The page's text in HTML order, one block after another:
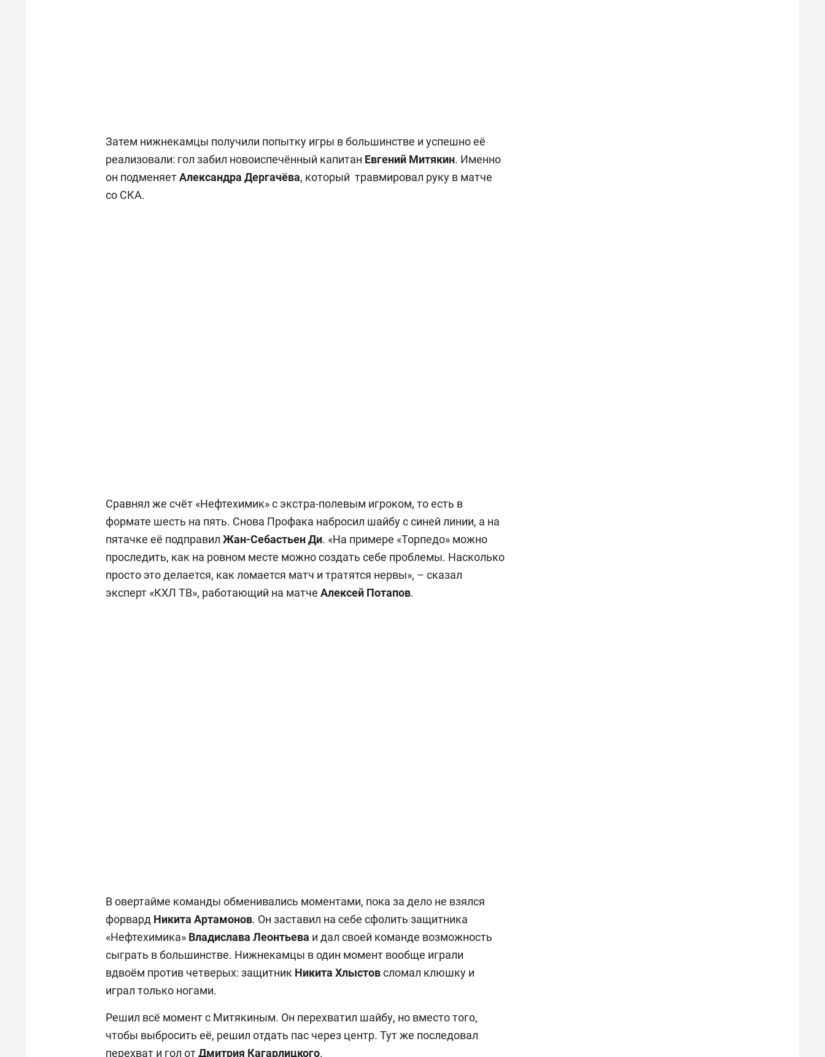
Затем нижнекамцы получили попытку игры в большинстве и успешно её
реализовали: гол забил новоиспечённый капитан Евгений Митякин. Именно
он подменяетАлександра Дергачёва, который травмировал руку в матче
со СКА.
Сравнял же счёт «Нефтехимик» с экстра-полевым игроком, то есть в
формате шесть на пять. Снова Профака набросил шайбу с синей линии, а на
пятачке её подправил Жан-Себастьен Ди. «На примере «Торпедо» можно
проследить, как на ровном месте можно создать себе проблемы. Насколько
просто это делается, как ломается матч и тратятся нервы», – сказал
эксперт «КХЛ ТВ», работающий на матче Алексей Потапов.
В овертайме команды обменивались моментами, пока за дело не взялся
форвард Никита Артамонов. Он заставил на себе сфолить защитника
«Нефтехимика» Владислава Леонтьева и дал своей команде возможность
сыграть в большинстве. Нижнекамцы в один момент вообще играли
вдвоём против четверых: защитник Никита Хлыстовсломал клюшку и
играл только ногами.
Решил всё момент с Митякиным. Он перехватил шайбу, но вместо того,
чтобы выбросить её, решил отдать пас через центр. Тут же последовал
перехват и гол отДмитрия Кагарлицкого.